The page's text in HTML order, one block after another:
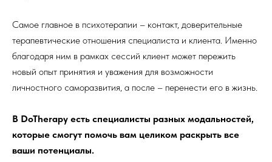
Самое главное в психотерапии – контакт, доверительные
терапевтические отношения специалиста и клиента. Именно
благодаря ним в рамках сессий клиент может пережить
новый опыт принятия и уважения для возможности
личностного саморазвития, а после – перенести его в жизнь.
В DoTherapy есть специалисты разных модальностей,
которые смогут помочь вам целиком раскрыть все
ваши потенциалы.